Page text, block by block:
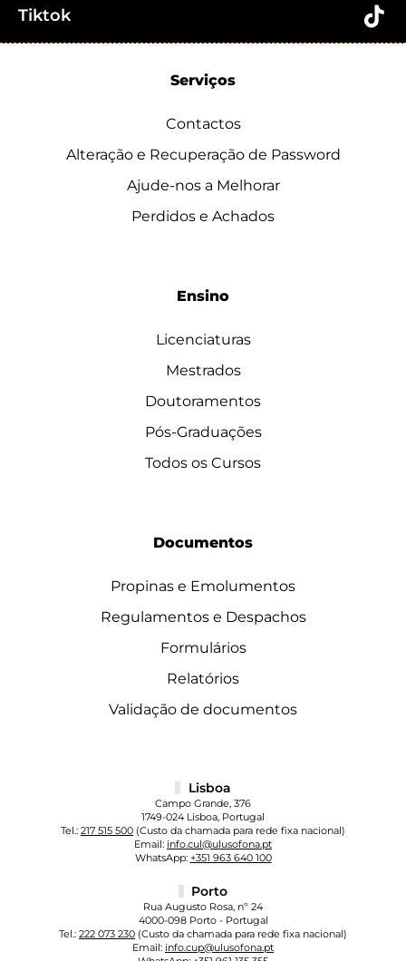
Tiktok
Serviços
Contactos
Alteração e Recuperação de Password
Ajude-nos a Melhorar
Perdidos e Achados
Ensino
Licenciaturas
Mestrados
Doutoramentos
Pós-Graduações
Todos os Cursos
Documentos
Propinas e Emolumentos
Regulamentos e Despachos
Formulários
Relatórios
Validação de documentos
Lisboa
Campo Grande, 376
1749-024 Lisboa, Portugal
Tel.: 217 515 500 (Custo da chamada para rede fixa nacional)
Email: info.cul@ulusofona.pt
WhatsApp: +351 963 640 100
Porto
Rua Augusto Rosa, nº 24
4000-098 Porto - Portugal
Tel.: 222 073 230 (Custo da chamada para rede fixa nacional)
Email: info.cup@ulusofona.pt